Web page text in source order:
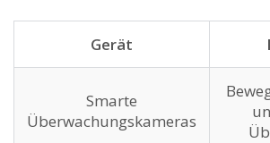
Gerät
Smarte
Überwachungskameras